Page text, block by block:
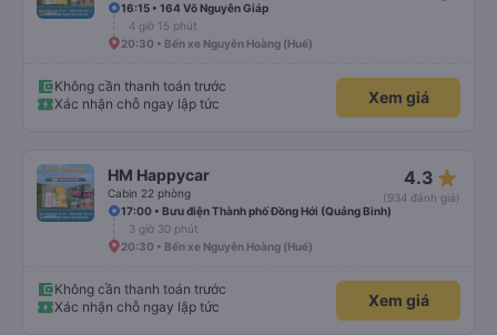
16:15 • 164 Võ Nguyên Giáp
4 giờ 15 phút
20:30 • Bến xe Nguyễn Hoàng (Huế)
Không cần thanh toán trước
Xác nhận chỗ ngay lập tức
Xem giá
HM Happycar
Cabin 22 phòng
4.3 star_rate
(934 đánh giá)
17:00 • Bưu điện Thành phố Đồng Hới (Quảng Bình)
3 giờ 30 phút
20:30 • Bến xe Nguyễn Hoàng (Huế)
Không cần thanh toán trước
Xác nhận chỗ ngay lập tức
Xem giá